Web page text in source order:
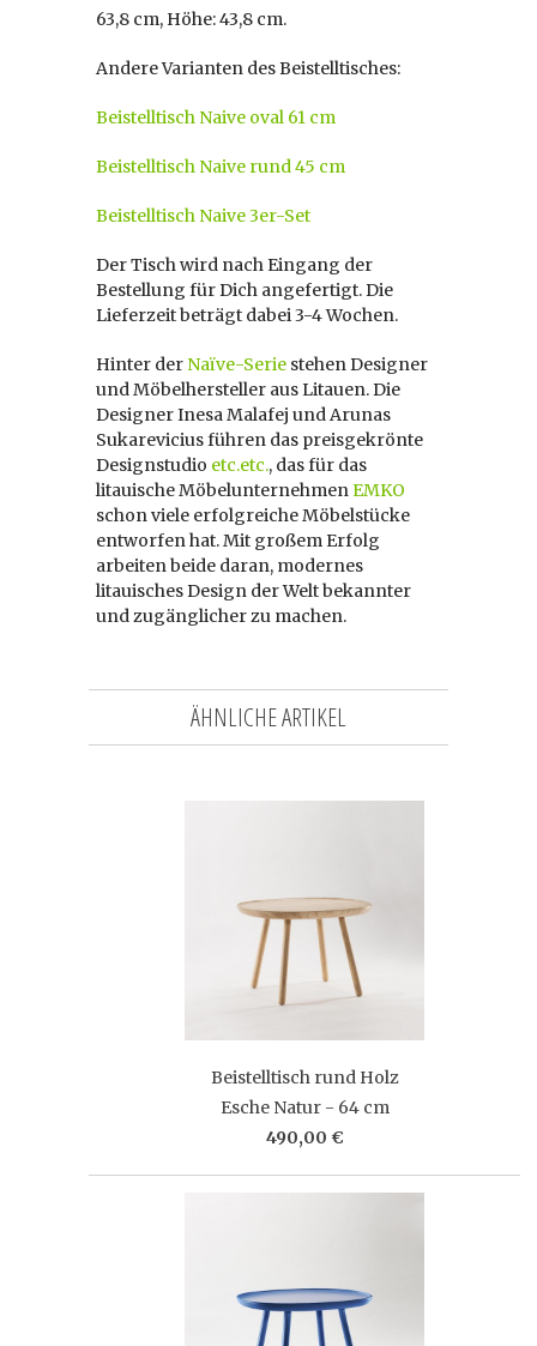
63,8 cm, Höhe: 43,8 cm.
Andere Varianten des Beistelltisches:
Beistelltisch Naive oval 61 cm
Beistelltisch Naive rund 45 cm
Beistelltisch Naive 3er-Set
Der Tisch wird nach Eingang der
Bestellung für Dich angefertigt. Die
Lieferzeit beträgt dabei 3-4 Wochen.
Hinter der Naïve-Serie stehen Designer
und Möbelhersteller aus Litauen. Die
Designer Inesa Malafej und Arunas
Sukarevicius führen das preisgekrönte
Designstudio etc.etc., das für das
litauische MöbelunternehmenEMKO
schon viele erfolgreiche Möbelstücke
entworfen hat. Mit großem Erfolg
arbeiten beide daran, modernes
litauisches Design der Welt bekannter
und zugänglicher zu machen.
ÄHNLICHE ARTIKEL
Beistelltisch rund Holz
Esche Natur - 64 cm
490,00 €